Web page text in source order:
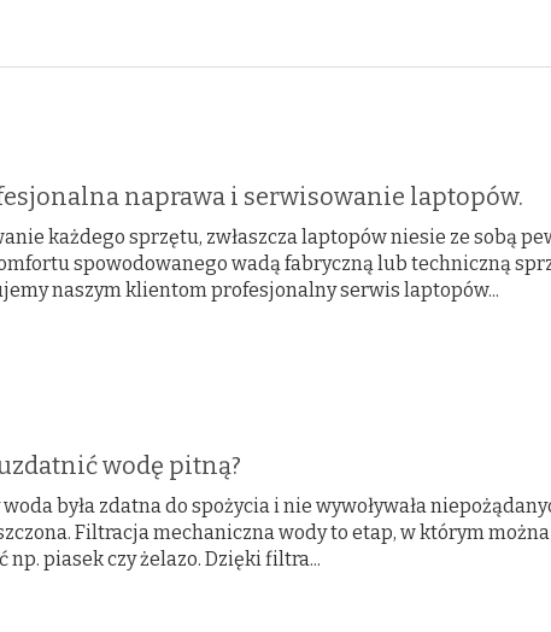
naprawa i serwisowanie laptopów.
każdego sprzętu, zwłaszcza laptopów niesie ze sobą
spowodowanego wadą fabryczną lub techniczną
naszym klientom profesjonalny serwis laptopów...
wodę pitną?
woda była zdatna do spożycia i nie wywoływała
Filtracja mechaniczna wody to etap, w którym
np. piasek czy żelazo. Dzięki filtra...